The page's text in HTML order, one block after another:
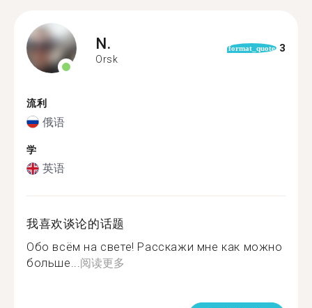
N.
Orsk
format_quote 3
流利
俄语
学
英语
我喜欢谈论的话题
Обо всём на свете! Расскажи мне как можно
больше...阅读更多